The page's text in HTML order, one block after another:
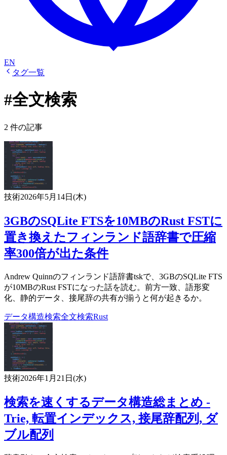
EN
タグ一覧
#全文検索
2 件の記事
技術2026年5月14日(木)
3GBのSQLite FTSを10MBのRust FSTに
置き換えたフィンランド語辞書で圧縮
率300倍が出た条件
Andrew Quinnのフィンランド語辞書tskで、3GBのSQLite FTS
が10MBのRust FSTになった話を読む。前方一致、語形変
化、静的データ、接尾辞の共有が揃うと何が起きるか。
データ構造検索全文検索Rust
技術2026年1月21日(水)
検索を速くするデータ構造総まとめ -
Trie, 転置インデックス, 接尾辞配列, ダ
ブル配列